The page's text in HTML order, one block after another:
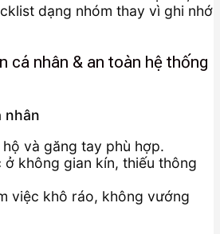
dạng nhóm thay vì ghi nhớ
cá nhân & an toàn hệ thống
nhân
và găng tay phù hợp.
ở không gian kín, thiếu thông
việc khô ráo, không vướng